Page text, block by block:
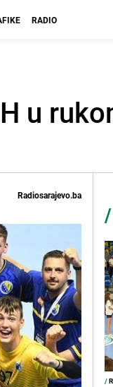
RADIO
u
Radiosarajevo.ba
/
/